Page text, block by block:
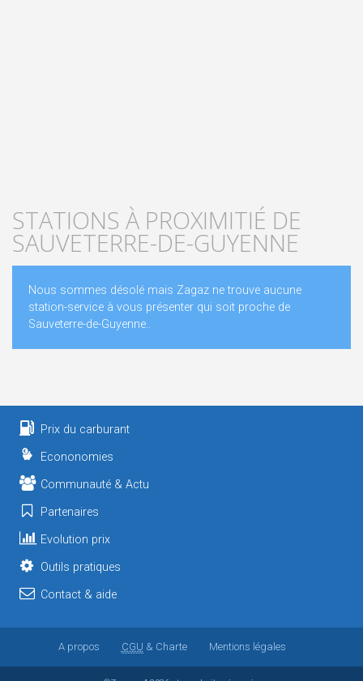
STATIONS À PROXIMITIÉ DE
SAUVETERRE-DE-GUYENNE
Nous sommes désolé mais Zagaz ne trouve aucune
station-service à vous présenter qui soit proche de
Sauveterre-de-Guyenne..
Prix du carburant
Econonomies
Communauté & Actu
Partenaires
Evolution prix
Outils pratiques
Contact & aide
A propos CGU & Charte Mentions légales